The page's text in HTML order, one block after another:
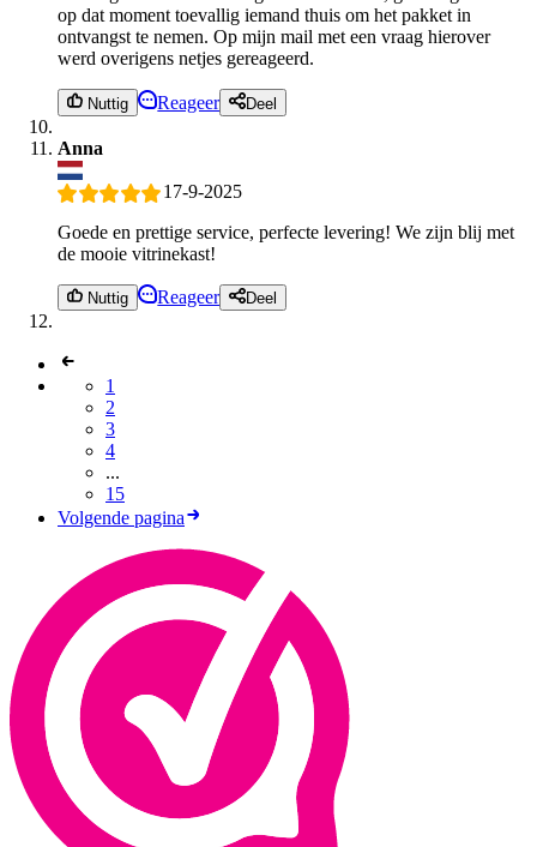
op dat moment toevallig iemand thuis om het pakket in
ontvangst te nemen. Op mijn mail met een vraag hierover
werd overigens netjes gereageerd.
Nuttig Reageer Deel
Anna
17-9-2025
Goede en prettige service, perfecte levering! We zijn blij met
de mooie vitrinekast!
Nuttig Reageer Deel
1
2
3
4
...
15
Volgende pagina